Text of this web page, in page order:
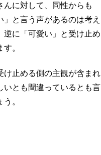
んに対して、同性からも
」と言う声があるのは考え
逆に「可愛い」と受け止め
。
け止める側の主観が含まれ
いとも間違っているとも言
。